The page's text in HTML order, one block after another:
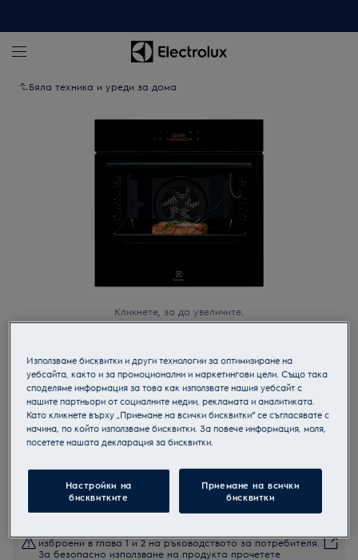
Бяла техника и уреди за дома
Кликнете, за да увеличите.
KOEBP39WZ
Мултифункционална фурна
Продуктов информационен лист
изброени в глава 1 и 2 на ръководството за потребителя.
За безопасно използване на продукта прочетете
Използваме бисквитки и други технологии за оптимизиране на
уебсайта, както и за промоционални и маркетингови цели. Също така
споделяме информация за това как използвате нашия уебсайт с
нашите партньори от социалните медии, рекламата и аналитиката.
Като кликнете върху „Приемане на всички бисквитки“ се съгласявате с
начина, по който използваме бисквитки. За повече информация, моля,
посетете нашата декларация за бисквитки.
Настройки на
бисквитките
Приемане на всички
бисквитки